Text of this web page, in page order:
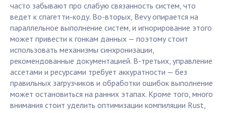
часто забывают про слабую связанность систем, что
ведет к спагетти-коду. Во-вторых, Bevy опирается на
параллельное выполнение систем, и игнорирование этого
может привести к гонкам данных — поэтому стоит
использовать механизмы синхронизации,
рекомендованные документацией. В-третьих, управление
ассетами и ресурсами требует аккуратности — без
правильных загрузчиков и обработки ошибок выполнение
может остановиться на ранних этапах. Кроме того, много
внимания стоит уделить оптимизации компиляции Rust,